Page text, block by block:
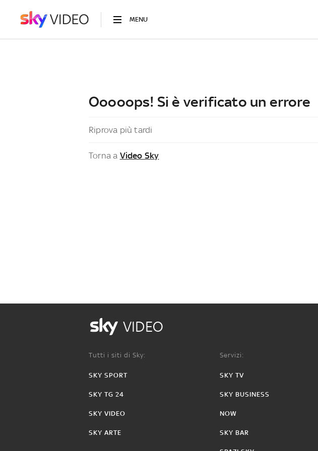
MENU
Ooooops! Si è verificato un errore
Riprova più tardi
Torna a Video Sky
VIDEO
Tutti i siti di Sky:
SKY SPORT
SKY TG 24
SKY VIDEO
SKY ARTE
Servizi:
SKY TV
SKY BUSINESS
NOW
SKY BAR